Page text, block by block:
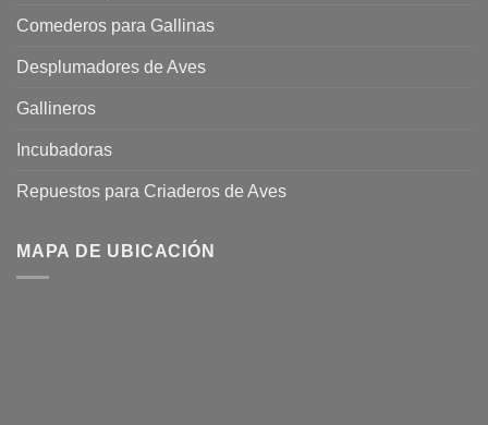
Comederos para Gallinas
Desplumadores de Aves
Gallineros
Incubadoras
Repuestos para Criaderos de Aves
MAPA DE UBICACIÓN